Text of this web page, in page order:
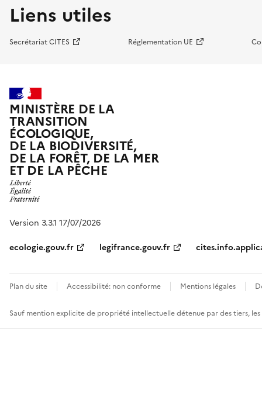
Liens utiles
Secrétariat CITES Réglementation UE
MINISTÈRE DE LA
TRANSITION
ÉCOLOGIQUE,
DE LA BIODIVERSITÉ,
DE LA FORÊT, DE LA MER
ET DE LA PÊCHE
Version 3.3.1 17/07/2026
ecologie.gouv.fr
legifrance.gouv.fr
Plan du site Accessibilité: non conforme Mentions légales
Sauf mention explicite de propriété intellectuelle détenue par des tiers,